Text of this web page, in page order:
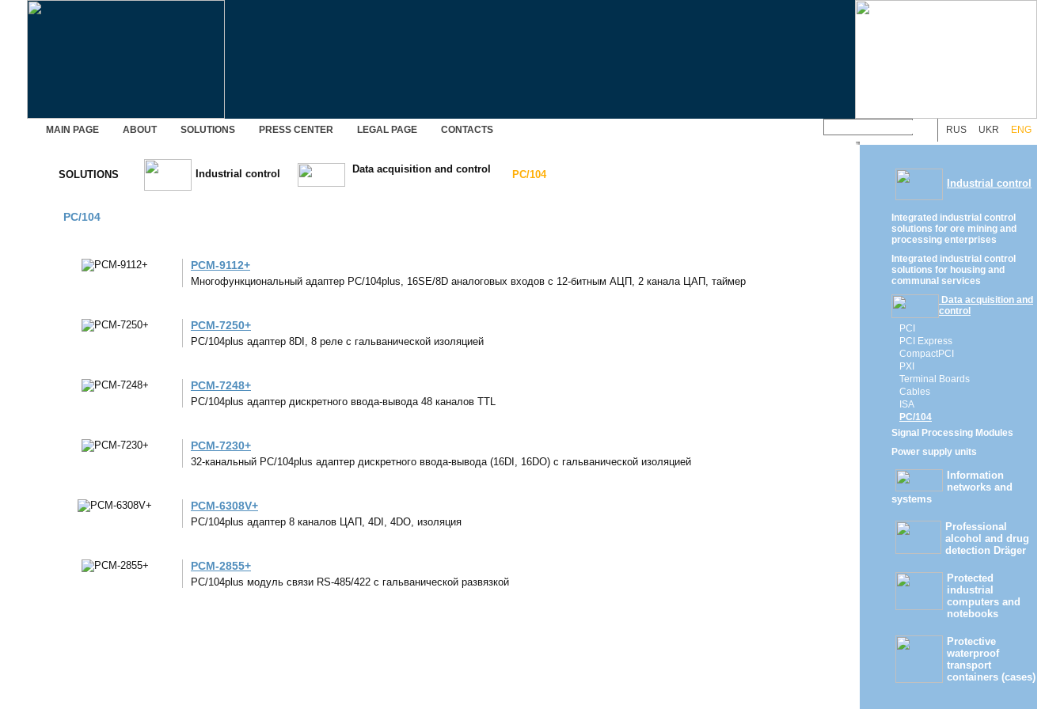
MAIN PAGE ABOUT SOLUTIONS PRESS CENTER LEGAL PAGE CONTACTS RUS UKR ENG
SOLUTIONS Industrial control Data acquisition and control PC/104
PC/104
PCM-9112+
Многофункциональный адаптер PC/104plus, 16SE/8D аналоговых входов с 12-битным АЦП, 2 канала ЦАП, таймер
PCM-7250+
PC/104plus адаптер 8DI, 8 реле с гальванической изоляцией
PCM-7248+
PC/104plus адаптер дискретного ввода-вывода 48 каналов TTL
PCM-7230+
32-канальный PC/104plus адаптер дискретного ввода-вывода (16DI, 16DO) с гальванической изоляцией
PCM-6308V+
PC/104plus адаптер 8 каналов ЦАП, 4DI, 4DO, изоляция
PCM-2855+
PC/104plus модуль связи RS-485/422 с гальванической развязкой
Industrial control
Integrated industrial control
solutions for ore mining and
processing enterprises
Integrated industrial control
solutions for housing and
communal services
Data acquisition and
control
PCI
PCI Express
CompactPCI
PXI
Terminal Boards
Cables
ISA
PC/104
Signal Processing Modules
Power supply units
Information
networks and
systems
Professional
alcohol and drug
detection Dräger
Protected
industrial
computers and
notebooks
Protective
waterproof
transport
containers (cases)